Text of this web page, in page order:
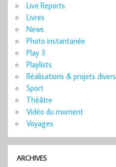
Live Reports
Livres
News
Photo instantanée
Play 3
Playlists
Réalisations & projets divers
Sport
Théâtre
Vidéo du moment
Voyages
ARCHIVES